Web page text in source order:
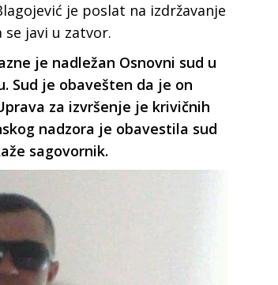
je poslat na izdržavanje
se javi u zatvor.
je nadležan Osnovni sud u
Sud je obavešten da je on
za izvršenje je krivičnih
nadzora je obavestila sud
sagovornik.